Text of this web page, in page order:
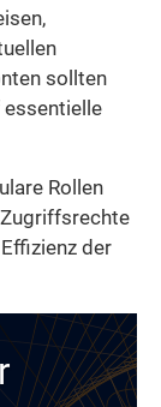
sollten
Rollen
der